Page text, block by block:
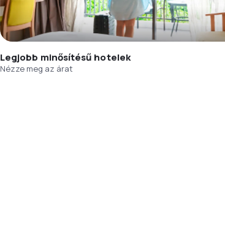
Legjobb minősítésű hotelek
Nézze meg az árat